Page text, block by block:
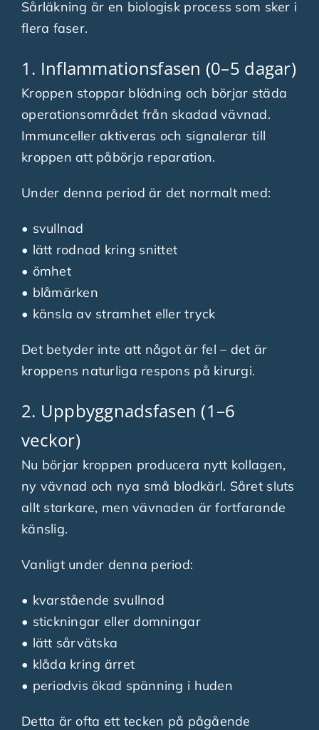
Sårläkning är en biologisk process som sker i
flera faser.
1. Inflammationsfasen (0–5 dagar)
Kroppen stoppar blödning och börjar städa
operationsområdet från skadad vävnad.
Immunceller aktiveras och signalerar till
kroppen att påbörja reparation.
Under denna period är det normalt med:
• svullnad
• lätt rodnad kring snittet
• ömhet
• blåmärken
• känsla av stramhet eller tryck
Det betyder inte att något är fel – det är
kroppens naturliga respons på kirurgi.
2. Uppbyggnadsfasen (1–6
veckor)
Nu börjar kroppen producera nytt kollagen,
ny vävnad och nya små blodkärl. Såret sluts
allt starkare, men vävnaden är fortfarande
känslig.
Vanligt under denna period:
• kvarstående svullnad
• stickningar eller domningar
• lätt sårvätska
• klåda kring ärret
• periodvis ökad spänning i huden
Detta är ofta ett tecken på pågående